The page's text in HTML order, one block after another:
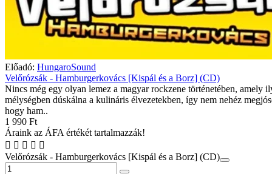
Előadó: HungaroSound
Velőrózsák - Hamburgerkovács [Kispál és a Borz] (CD)
Nincs még egy olyan lemez a magyar rockzene történetében, amely
mélységben dúskálna a kulináris élvezetekben, így nem nehéz
hogy ham..
1 990 Ft
Áraink az ÁFA értékét tartalmazzák!
Velőrózsák - Hamburgerkovács [Kispál és a Borz] (CD)